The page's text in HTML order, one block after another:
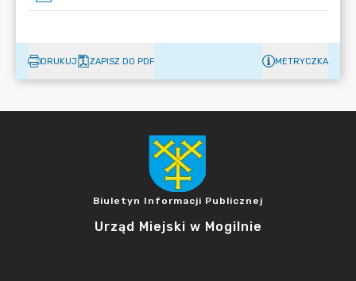
DRUKUJ ZAPISZ DO PDF METRYCZKA
Biuletyn Informacji Publicznej
Urząd Miejski w Mogilnie